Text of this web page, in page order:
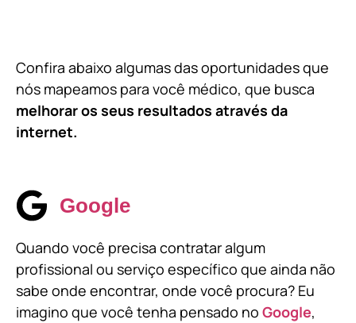
Confira abaixo algumas das oportunidades que
nós mapeamos para você médico, que busca
melhorar os seus resultados através da
internet.
Google
Quando você precisa contratar algum
profissional ou serviço específico que ainda não
sabe onde encontrar, onde você procura? Eu
imagino que você tenha pensado no Google,